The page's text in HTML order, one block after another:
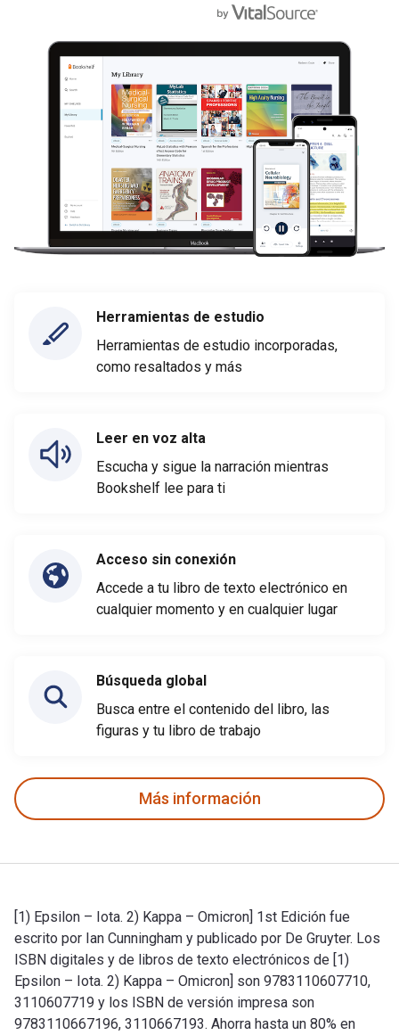
Herramientas de estudio
Herramientas de estudio incorporadas,
como resaltados y más
Leer en voz alta
Escucha y sigue la narración mientras
Bookshelf lee para ti
Acceso sin conexión
Accede a tu libro de texto electrónico en
cualquier momento y en cualquier lugar
Búsqueda global
Busca entre el contenido del libro, las
figuras y tu libro de trabajo
Más información
[1) Epsilon – Iota. 2) Kappa – Omicron] 1st Edición fue
escrito por Ian Cunningham y publicado por De Gruyter. Los
ISBN digitales y de libros de texto electrónicos de [1)
Epsilon – Iota. 2) Kappa – Omicron] son 9783110607710,
3110607719 y los ISBN de versión impresa son
9783110667196, 3110667193. Ahorra hasta un 80% en